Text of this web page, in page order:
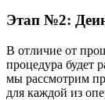
Этап №2:
В отличие от
процедура будет
мы рассмотрим
для каждой из